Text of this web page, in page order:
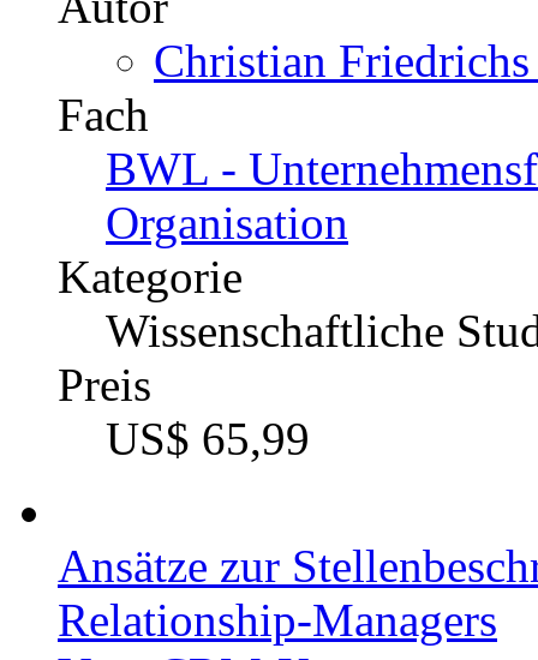
Christian
Fach
BWL -
Organisation
Kategorie
Wissenschaftliche
Preis
US$ 65,99
Ansätze zur
Relationship-Managers